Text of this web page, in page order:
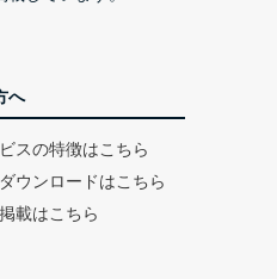
へ
スの特徴はこちら
ウンロードはこちら
載はこちら